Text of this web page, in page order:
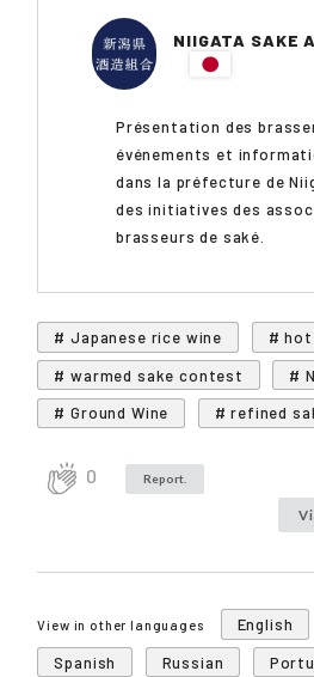
NIIGATA SAKE
Présentation des
événements et
dans la préfecture de
des initiatives des
brasseurs de saké.
# Japanese rice wine # hot
# warmed sake contest
#
# Ground Wine
# refined
0 Report.
View in other languages English
Spanish
Russian